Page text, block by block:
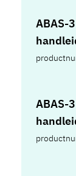
5-17
jaar, 10
jaar,
ABAS-
ABAS-